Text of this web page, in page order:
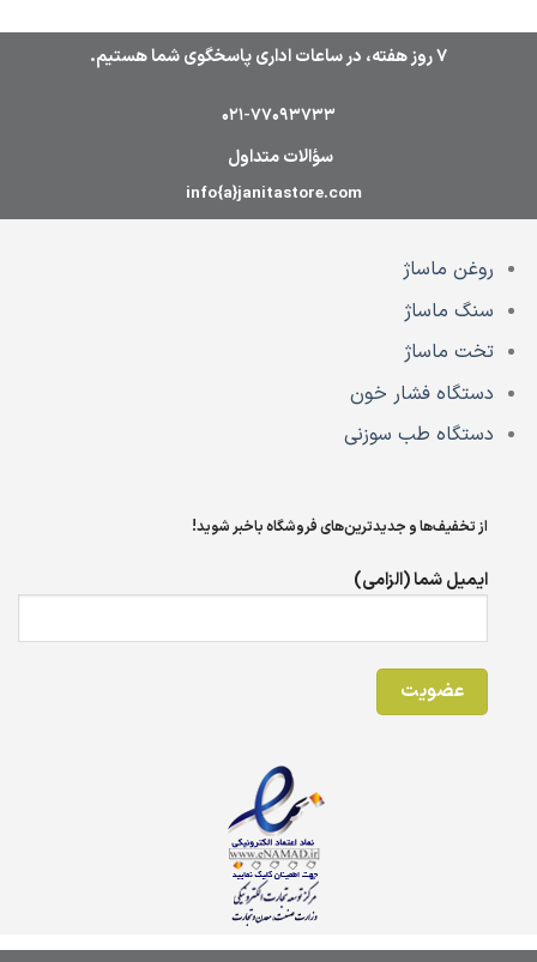
7 روز هفته، در ساعات اداری پاسخگوی شما هستیم.
021-77093733
سؤالات متداول
info{a}janitastore.com
روغن ماساژ
سنگ ماساژ
تخت ماساژ
دستگاه فشار خون
دستگاه طب سوزنی
از تخفیف‌ها و جدیدترین‌های فروشگاه باخبر شوید!
ایمیل شما (الزامی)